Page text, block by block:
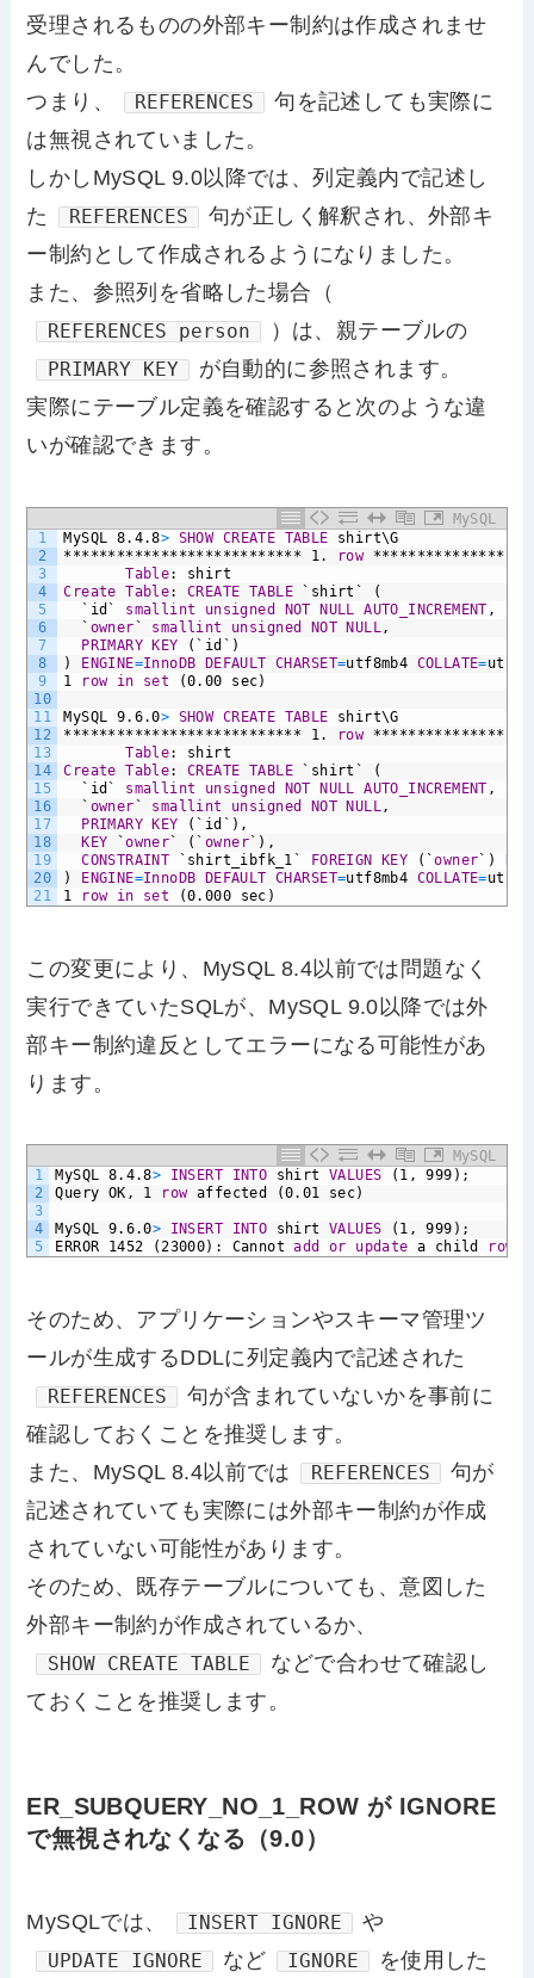
受理されるものの外部キー制約は作成されませ
んでした。
つまり、
REFERENCES
句を記述しても実際に
は無視されていました。
しかしMySQL 9.0以降では、列定義内で記述し
た
REFERENCES
句が正しく解釈され、外部キ
ー制約として作成されるようになりました。
また、参照列を省略した場合（
REFERENCES person ）は、親テーブルの
PRIMARY KEY
が自動的に参照されます。
実際にテーブル定義を確認すると次のような違
いが確認できます。
MySQL
1
2
3
4
5
6
7
8
9
10
11
12
13
14
15
16
17
18
19
20
21
MySQL 8.4.8> SHOW CREATE TABLE
shirt\G
***************************
1. row
Table:
shirt
Create Table: CREATE TABLE `shirt`
(
`id`
smallint unsigned NOT NULL AUTO_INCREMENT ,
` owner ` smallint unsigned NOT NULL,
PRIMARY KEY
(`id`)
)
ENGINE=InnoDB DEFAULT CHARSET=utf8mb4 COLLATE=
1
row in set (0.00 sec)
MySQL 9.6.0> SHOW CREATE TABLE
shirt\G
***************************
1. row
Table:
shirt
Create Table: CREATE TABLE `shirt`
(
`id`
smallint unsigned NOT NULL AUTO_INCREMENT ,
` owner ` smallint unsigned NOT NULL,
PRIMARY KEY
(`id`),
KEY
`owner` (` owner`),
CONSTRAINT
`shirt_ibfk_1` FOREIGN KEY (`owner`)
)
ENGINE=InnoDB DEFAULT CHARSET=utf8mb4 COLLATE=
1
row in set (0.000 sec)
この変更により、MySQL 8.4以前では問題なく
実行できていたSQLが、MySQL 9.0以降では外
部キー制約違反としてエラーになる可能性があ
ります。
MySQL
1
2
3
4
5
MySQL 8.4.8> INSERT INTO shirt VALUES (1,
999);
Query OK, 1 row affected (0.01 sec)
MySQL 9.6.0> INSERT INTO shirt VALUES (1,
999);
ERROR
1452 (23000): Cannot add or update a child row
そのため、アプリケーションやスキーマ管理ツ
ールが生成するDDLに列定義内で記述された
REFERENCES
句が含まれていないかを事前に
確認しておくことを推奨します。
また、MySQL 8.4以前では
REFERENCES
句が
記述されていても実際には外部キー制約が作成
されていない可能性があります。
そのため、既存テーブルについても、意図した
外部キー制約が作成されているか、
SHOW CREATE TABLE
などで合わせて確認し
ておくことを推奨します。
ER_SUBQUERY_NO_1_ROW が IGNORE
で無視されなくなる（9.0）
MySQLでは、 INSERT IGNORE や
UPDATE IGNORE など IGNORE を使用した